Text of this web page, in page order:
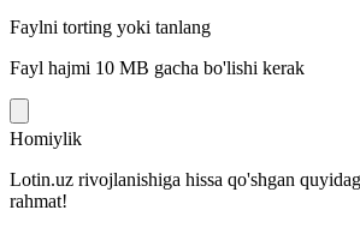
Faylni torting yoki tanlang
Fayl hajmi 10 MB gacha bo'lishi kerak
Homiylik
Lotin.uz rivojlanishiga hissa qo'shgan
rahmat!